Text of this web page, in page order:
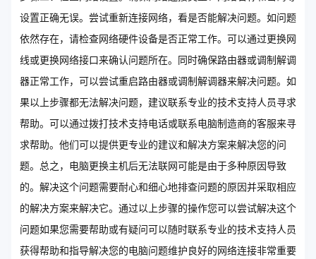
设置正确无误。尝试重新连接网络，看是否能解决问题。如问题
依然存在，请检查网络硬件设备是否正常工作。可以通过更换网
线或更换网络接口来确认问题所在。同时确保路由器或调制解调
器正常工作，可以尝试重启路由器或调制解调器来解决问题。如
果以上步骤都无法解决问题，建议联系专业的技术支持人员寻求
帮助。可以通过拨打技术支持电话或联系电脑制造商的客服来寻
求帮助。他们可以提供更专业的建议和解决方案来解决您的问
题。总之，电脑更换主机后无法联网可能是由于多种原因导致
的。解决这个问题需要耐心和细心地排查问题的原因并采取相应
的解决方案来解决它。通过以上步骤的操作您可以尝试解决这个
问题如果您需要帮助或有疑问可以随时联系专业的技术支持人员
获得帮助和指导解决您的电脑问题维护良好的网络连接非常重要